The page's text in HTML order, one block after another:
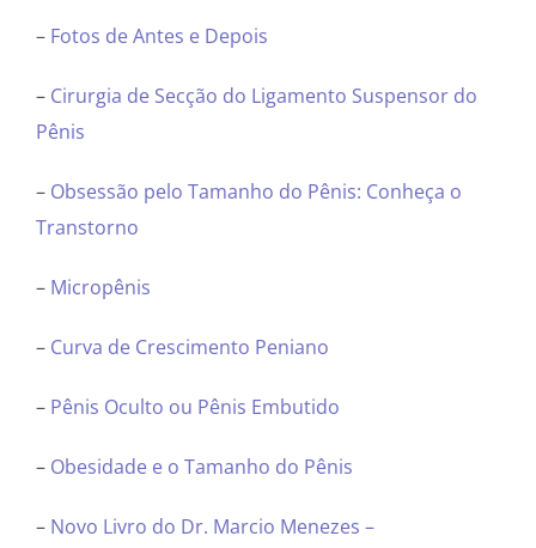
– Fotos de Antes e Depois
– Cirurgia de Secção do Ligamento Suspensor do
Pênis
– Obsessão pelo Tamanho do Pênis: Conheça o
Transtorno
– Micropênis
– Curva de Crescimento Peniano
– Pênis Oculto ou Pênis Embutido
– Obesidade e o Tamanho do Pênis
– Novo Livro do Dr. Marcio Menezes –